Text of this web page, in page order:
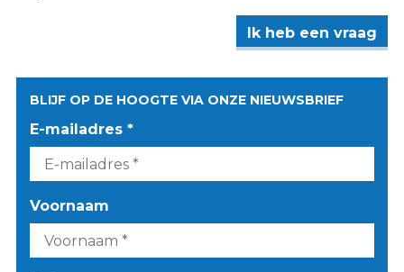
Ik heb een vraag
BLIJF OP DE HOOGTE VIA ONZE NIEUWSBRIEF
E-mailadres *
Voornaam